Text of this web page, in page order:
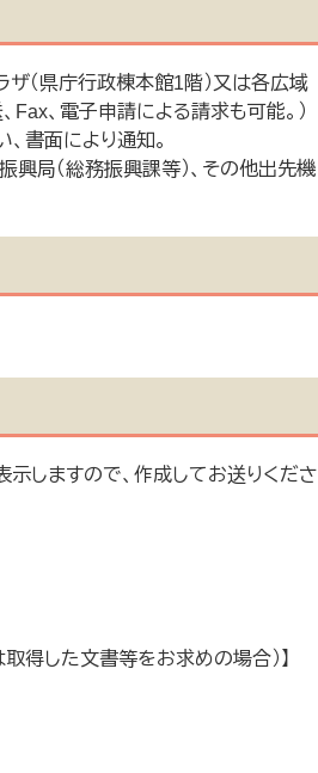
（県庁行政棟本館1階）又は各広域
Fax、電子申請による請求も可能。）
書面により通知。
局（総務振興課等）、その他出先機
しますので、作成してお送りくださ
得した文書等をお求めの場合）】